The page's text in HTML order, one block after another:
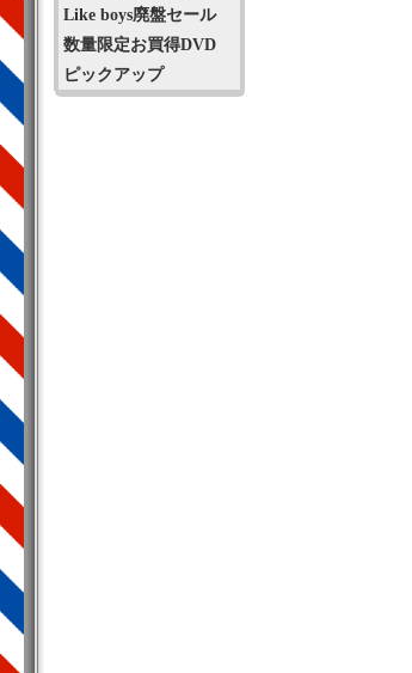
Like boys廃盤セール
数量限定お買得DVD
ピックアップ